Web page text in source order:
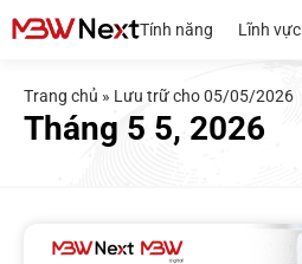
Tính năng Lĩnh vực
Trang chủ » Lưu trữ cho 05/05/2026
Tháng 5 5, 2026